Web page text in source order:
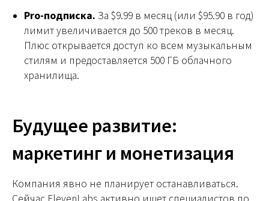
Pro-подписка. За $9.99 в месяц (или $95.90 в год)
лимит увеличивается до 500 треков в месяц.
Плюс открывается доступ ко всем музыкальным
стилям и предоставляется 500 ГБ облачного
хранилища.
Будущее развитие:
маркетинг и монетизация
Компания явно не планирует останавливаться.